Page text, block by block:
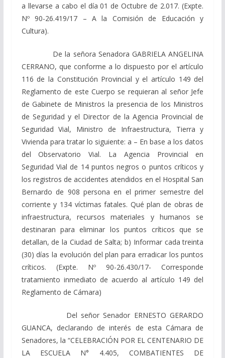
a llevarse a cabo el día 01 de Octubre de 2.017. (Expte.
Nº 90-26.419/17 – A la Comisión de Educación y
Cultura).
De la señora Senadora GABRIELA ANGELINA
CERRANO, que conforme a lo dispuesto por el artículo
116 de la Constitución Provincial y el artículo 149 del
Reglamento de este Cuerpo se requieran al señor Jefe
de Gabinete de Ministros la presencia de los Ministros
de Seguridad y el Director de la Agencia Provincial de
Seguridad Vial, Ministro de Infraestructura, Tierra y
Vivienda para tratar lo siguiente: a – En base a los datos
del Observatorio Vial. La Agencia Provincial en
Seguridad Vial de 14 puntos negros o puntos críticos y
los registros de accidentes atendidos en el Hospital San
Bernardo de 908 persona en el primer semestre del
corriente y 134 víctimas fatales. Qué plan de obras de
infraestructura, recursos materiales y humanos se
destinaran para eliminar los puntos críticos que se
detallan, de la Ciudad de Salta; b) Informar cada treinta
(30) días la evolución del plan para erradicar los puntos
críticos. (Expte. Nº 90-26.430/17- Corresponde
tratamiento inmediato de acuerdo al artículo 149 del
Reglamento de Cámara)
Del señor Senador ERNESTO GERARDO
GUANCA, declarando de interés de esta Cámara de
Senadores, la “CELEBRACIÓN POR EL CENTENARIO DE
LA ESCUELA N° 4.405, COMBATIENTES DE